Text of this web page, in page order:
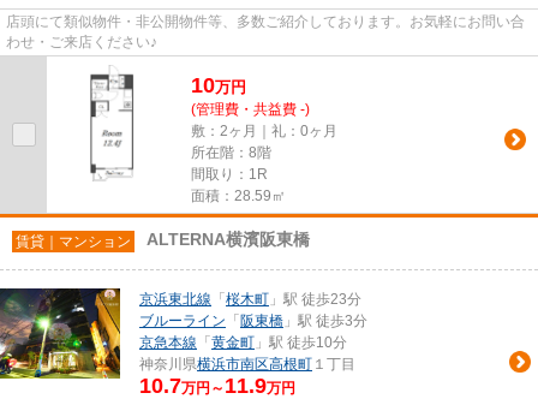
店頭にて類似物件・非公開物件等、多数ご紹介しております。お気軽にお問い合
わせ・ご来店ください♪
10万円
(管理費・共益費 -)
敷：2ヶ月｜礼：0ヶ月
所在階：8階
間取り：1R
面積：28.59㎡
賃貸｜マンション ALTERNA横濱阪東橋
京浜東北線 「 桜木町 」駅 徒歩23分
ブルーライン 「 阪東橋 」駅 徒歩3分
京急本線 「 黄金町 」駅 徒歩10分
神奈川県横浜市南区高根町 １丁目
10.7万円～ 11.9万円